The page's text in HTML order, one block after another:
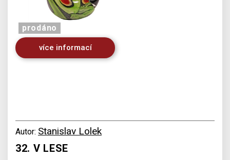
prodáno
více informací
Autor: Stanislav Lolek
32. V LESE